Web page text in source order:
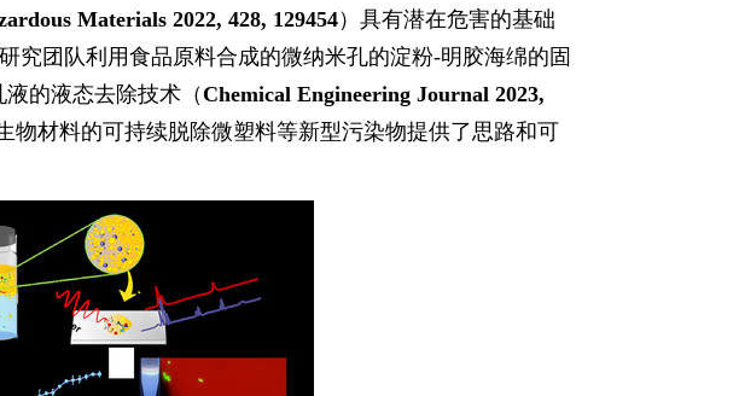
Materials 2022, 428, 129454）具有潜在危害的基础
究团队利用食品原料合成的微纳米孔的淀粉-明胶海绵的固
的液态去除技术（Chemical Engineering Journal 2023,
物材料的可持续脱除微塑料等新型污染物提供了思路和可